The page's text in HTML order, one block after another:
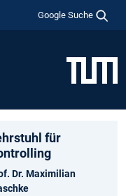
Google Suche
für
Dr. Maximilian